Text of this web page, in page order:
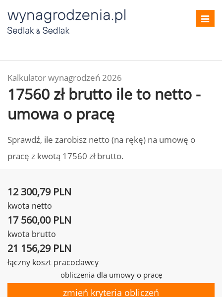
Kalkulator wynagrodzeń 2026
17560 zł brutto ile to netto -
umowa o pracę
Sprawdź, ile zarobisz netto (na rękę) na umowę o
pracę z kwotą 17560 zł brutto.
12 300,79 PLN
kwota netto
17 560,00 PLN
kwota brutto
21 156,29 PLN
łączny koszt pracodawcy
obliczenia dla umowy o pracę
zmień kryteria obliczeń